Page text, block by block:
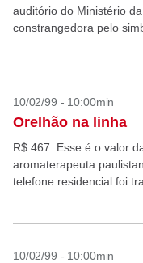
auditório do Ministério
constrangedora pelo
10/02/99 - 10:00min
Orelhão na linha
R$ 467. Esse é o valor
aromaterapeuta
telefone residencial foi
10/02/99 - 10:00min